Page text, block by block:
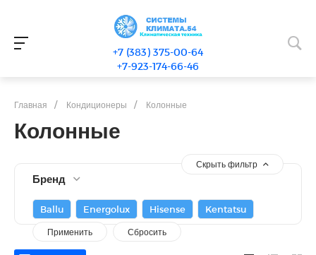
+7 (383) 375-00-64
+7-923-174-66-46
Главная / Кондиционеры / Колонные
Колонные
Скрыть фильтр
Бренд
Ballu Energolux Hisense Kentatsu